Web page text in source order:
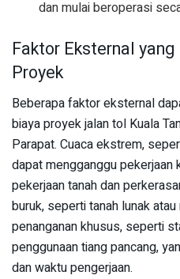
dan mulai beroperasi
Faktor Eksternal
Proyek
Beberapa faktor eksternal
biaya proyek jalan tol Kuala
Parapat. Cuaca ekstrem,
dapat mengganggu pekerjaan
pekerjaan tanah dan
buruk, seperti tanah lunak
penanganan khusus, seperti
penggunaan tiang pancang,
dan waktu pengerjaan.